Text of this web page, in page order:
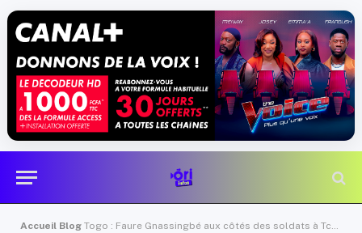
Accueil Blog Togo : Faure Gnassingbé aux côtés des soldats à Tchamonga